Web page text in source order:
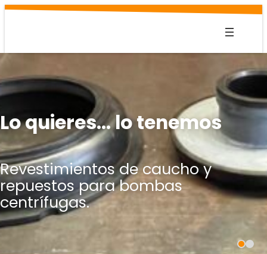
Saltar
Lo quieres… lo tenemos
Revestimientos de caucho y
repuestos para bombas
centrífugas.